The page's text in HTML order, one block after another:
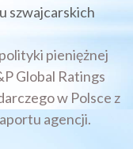
szwajcarskich
pieniężnej
Global Ratings
w Polsce z
agencji.